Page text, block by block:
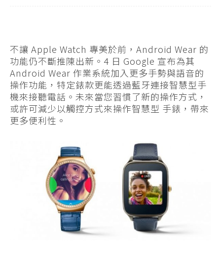
不讓 Apple Watch 專美於前，Android Wear 的
功能仍不斷推陳出新。4 日 Google 宣布為其
Android Wear 作業系統加入更多手勢與語音的
操作功能，特定錶款更能透過藍牙連接智慧型手
機來接聽電話。未來當您習慣了新的操作方式，
或許可減少以觸控方式來操作智慧型 手錶，帶來
更多便利性。